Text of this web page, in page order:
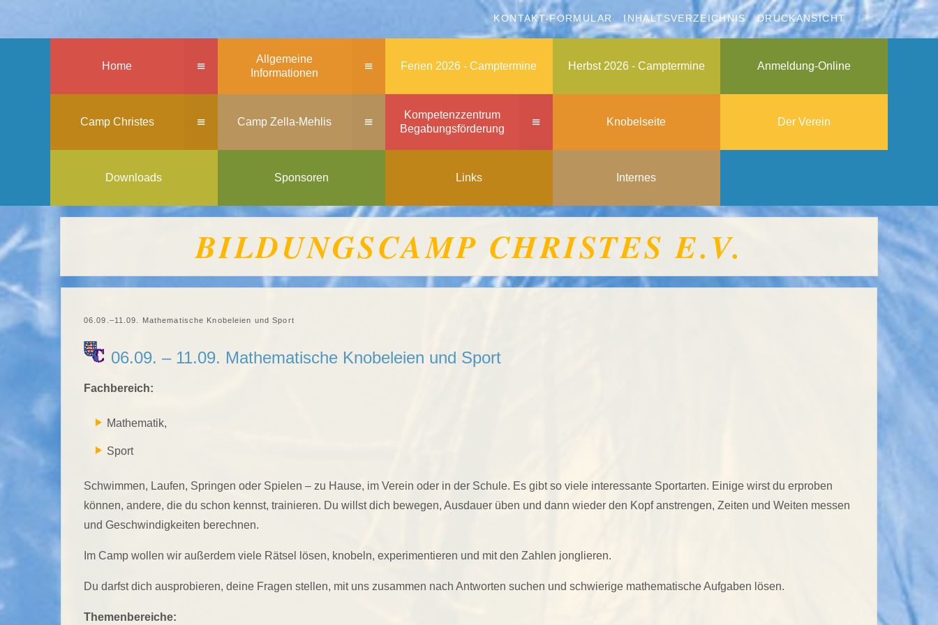
KONTAKT-FORMULAR INHALTSVERZEICHNIS DRUCKANSICHT
Home ≡
Allgemeine
Informationen
≡ Ferien 2026 - Camptermine Herbst 2026 - Camptermine Anmeldung-Online
Camp Christes ≡ Camp Zella-Mehlis ≡
Kompetenzzentrum
Begabungsförderung
≡ Knobelseite Der Verein
Downloads Sponsoren Links Internes
BILDUNGSCAMP CHRISTES E.V.
06.09.–11.09. Mathematische Knobeleien und Sport
06.09. – 11.09. Mathematische Knobeleien und Sport
Fachbereich:
Mathematik,
Sport
Schwimmen, Laufen, Springen oder Spielen – zu Hause, im Verein oder in der Schule. Es gibt so viele interessante Sportarten. Einige wirst du erproben
können, andere, die du schon kennst, trainieren. Du willst dich bewegen, Ausdauer üben und dann wieder den Kopf anstrengen, Zeiten und Weiten messen
und Geschwindigkeiten berechnen.
Im Camp wollen wir außerdem viele Rätsel lösen, knobeln, experimentieren und mit den Zahlen jonglieren.
Du darfst dich ausprobieren, deine Fragen stellen, mit uns zusammen nach Antworten suchen und schwierige mathematische Aufgaben lösen.
Themenbereiche: